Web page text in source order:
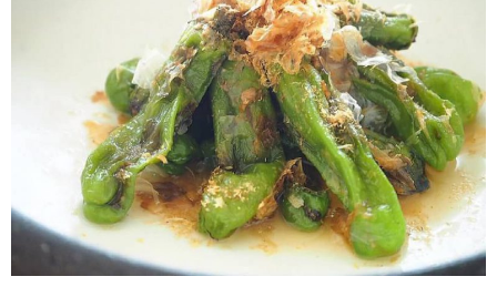
公式ブログ
お問合せ